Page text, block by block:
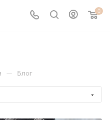
0
— Блог